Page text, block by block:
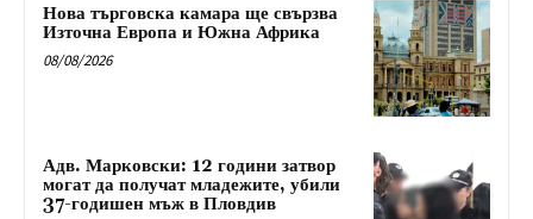
Нова търговска камара ще свързва
Източна Европа и Южна Африка
08/08/2026
Адв. Марковски: 12 години затвор
могат да получат младежите, убили
37-годишен мъж в Пловдив